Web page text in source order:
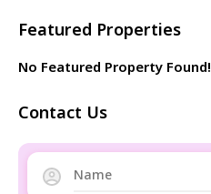
Featured Properties
No Featured Property Found!
Contact Us